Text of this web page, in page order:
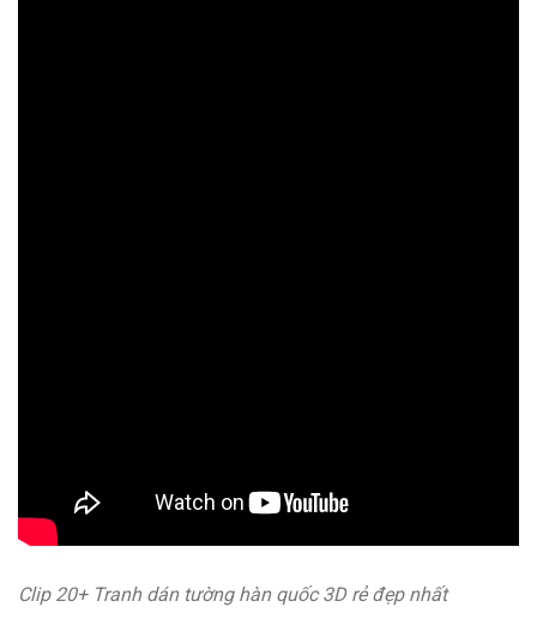
Clip 20+ Tranh dán tường hàn quốc 3D rẻ đẹp nhất